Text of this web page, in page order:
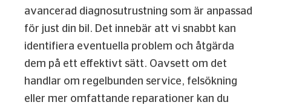
avancerad diagnosutrustning som är anpassad
för just din bil. Det innebär att vi snabbt kan
identifiera eventuella problem och åtgärda
dem på ett effektivt sätt. Oavsett om det
handlar om regelbunden service, felsökning
eller mer omfattande reparationer kan du